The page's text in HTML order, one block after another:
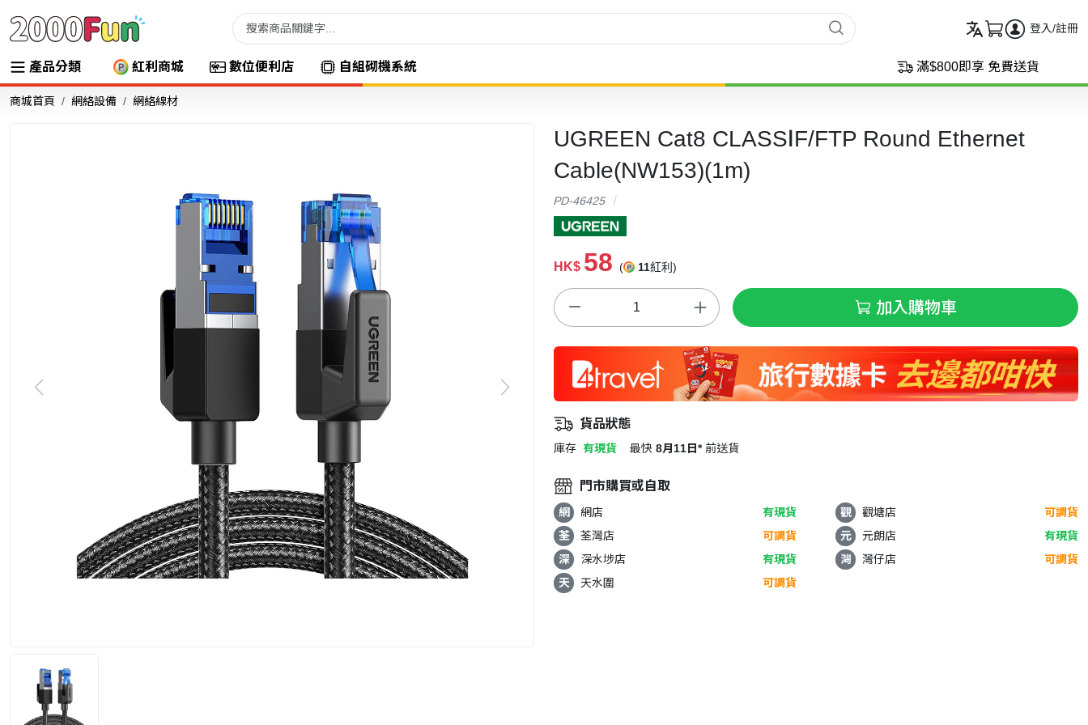
登入/註冊
產品分類 紅利商城 數位便利店 自組砌機系統 滿$800即享 免費送貨
商城首頁 網絡設備 網絡線材
UGREEN Cat8 CLASSⅠF/FTP Round Ethernet
Cable(NW153)(1m)
PD-46425
HK$ 58 ( 11紅利)
加入購物車
貨品狀態
庫存 有現貨 最快 8月11日* 前送貨
門市購買或自取
網 網店 有現貨 觀 觀塘店
可調貨
荃
荃灣店 可調貨 元 元朗店
有現貨
深
深水埗店 有現貨 灣 灣仔店
可調貨
天
天水圍 可調貨